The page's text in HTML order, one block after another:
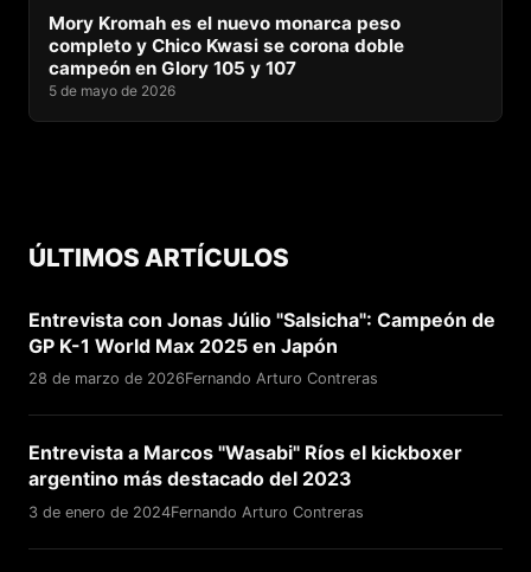
Mory Kromah es el nuevo monarca peso
completo y Chico Kwasi se corona doble
campeón en Glory 105 y 107
5 de mayo de 2026
ÚLTIMOS ARTÍCULOS
Entrevista con Jonas Júlio "Salsicha": Campeón de
GP K-1 World Max 2025 en Japón
28 de marzo de 2026Fernando Arturo Contreras
Entrevista a Marcos "Wasabi" Ríos el kickboxer
argentino más destacado del 2023
3 de enero de 2024Fernando Arturo Contreras